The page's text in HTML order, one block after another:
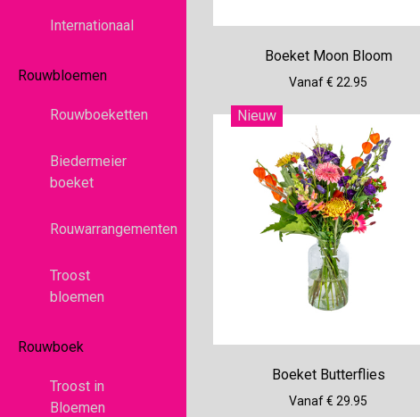
Internationaal
Rouwbloemen
Rouwboeketten
Biedermeier
boeket
Rouwarrangementen
Troost
bloemen
Rouwboek
Troost in
Bloemen
Boeket Moon Bloom
Vanaf € 22.95
Nieuw
Boeket Butterflies
Vanaf € 29.95